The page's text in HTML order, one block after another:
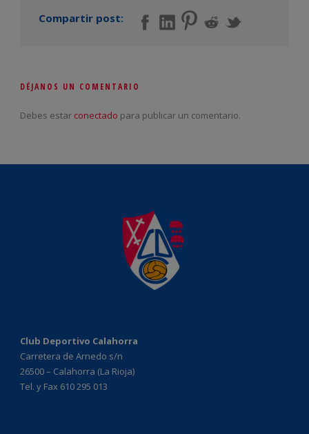
Compartir post:
DÉJANOS UN COMENTARIO
Debes estar conectado para publicar un comentario.
Club Deportivo Calahorra
Carretera de Arnedo s/n
26500 – Calahorra (La Rioja)
Tel. y Fax 610 295 013